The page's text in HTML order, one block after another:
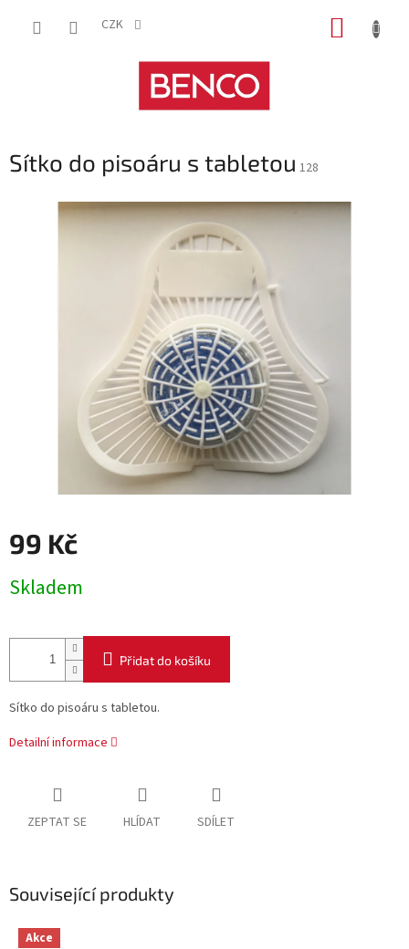
CZK
Sítko do pisoáru s tabletou 128
99 Kč
cena:
Skladem
Přidat do košíku
Sítko do pisoáru s tabletou.
Detailní informace
ZEPTAT SE HLÍDAT SDÍLET
Související produkty
Akce